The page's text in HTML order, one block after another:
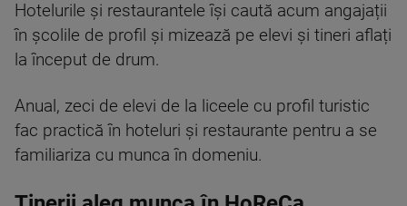
Hotelurile și restaurantele își caută acum angajații
în școlile de profil și mizează pe elevi și tineri aflați
la început de drum.
Anual, zeci de elevi de la liceele cu profil turistic
fac practică în hoteluri și restaurante pentru a se
familiariza cu munca în domeniu.